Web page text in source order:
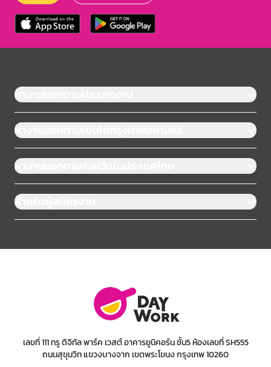
หางานแยกตามประเภทงาน
หางานแยกตามเขตในกรุงเทพมหานคร
หางานแยกตามจังหวัดในประเทศไทย
สำหรับผู้สมัครงาน
เลขที่ 111 ทรู ดิจิทัล พาร์ค เวสต์ อาคารยูนิคอร์น ชั้น5 ห้องเลขที่ SH555
ถนนสุขุมวิท แขวงบางจาก เขตพระโขนง กรุงเทพ 10260